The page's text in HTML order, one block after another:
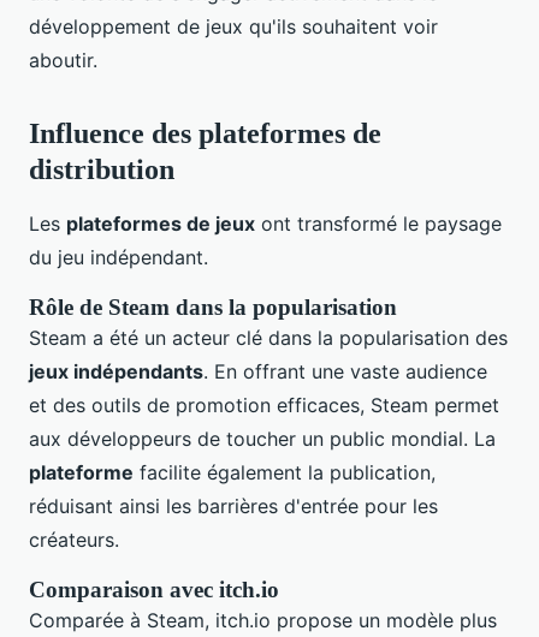
développement de jeux qu'ils souhaitent voir
aboutir.
Influence des plateformes de
distribution
Les plateformes de jeux ont transformé le paysage
du jeu indépendant.
Rôle de Steam dans la popularisation
Steam a été un acteur clé dans la popularisation des
jeux indépendants. En offrant une vaste audience
et des outils de promotion efficaces, Steam permet
aux développeurs de toucher un public mondial. La
plateforme facilite également la publication,
réduisant ainsi les barrières d'entrée pour les
créateurs.
Comparaison avec itch.io
Comparée à Steam, itch.io propose un modèle plus